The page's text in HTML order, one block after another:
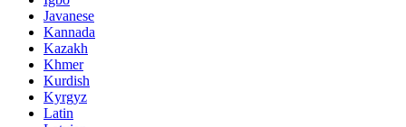
Javanese
Kannada
Kazakh
Khmer
Kurdish
Kyrgyz
Latin